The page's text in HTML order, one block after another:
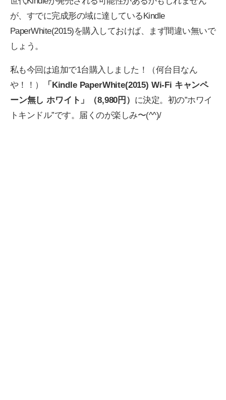
が、すでに完成形の域に達しているKindle
PaperWhite(2015)を購入しておけば、まず間違い無いで
しょう。
私も今回は追加で1台購入しました！（何台目なん
や！！）
「Kindle PaperWhite(2015) Wi-Fi キャンペ
ーン無し ホワイト」（8,980円） に決定。初の”ホワイ
トキンドル”です。届くのが楽しみ〜(^^)/